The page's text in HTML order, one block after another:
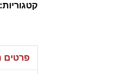
קטגוריות:
פרטים